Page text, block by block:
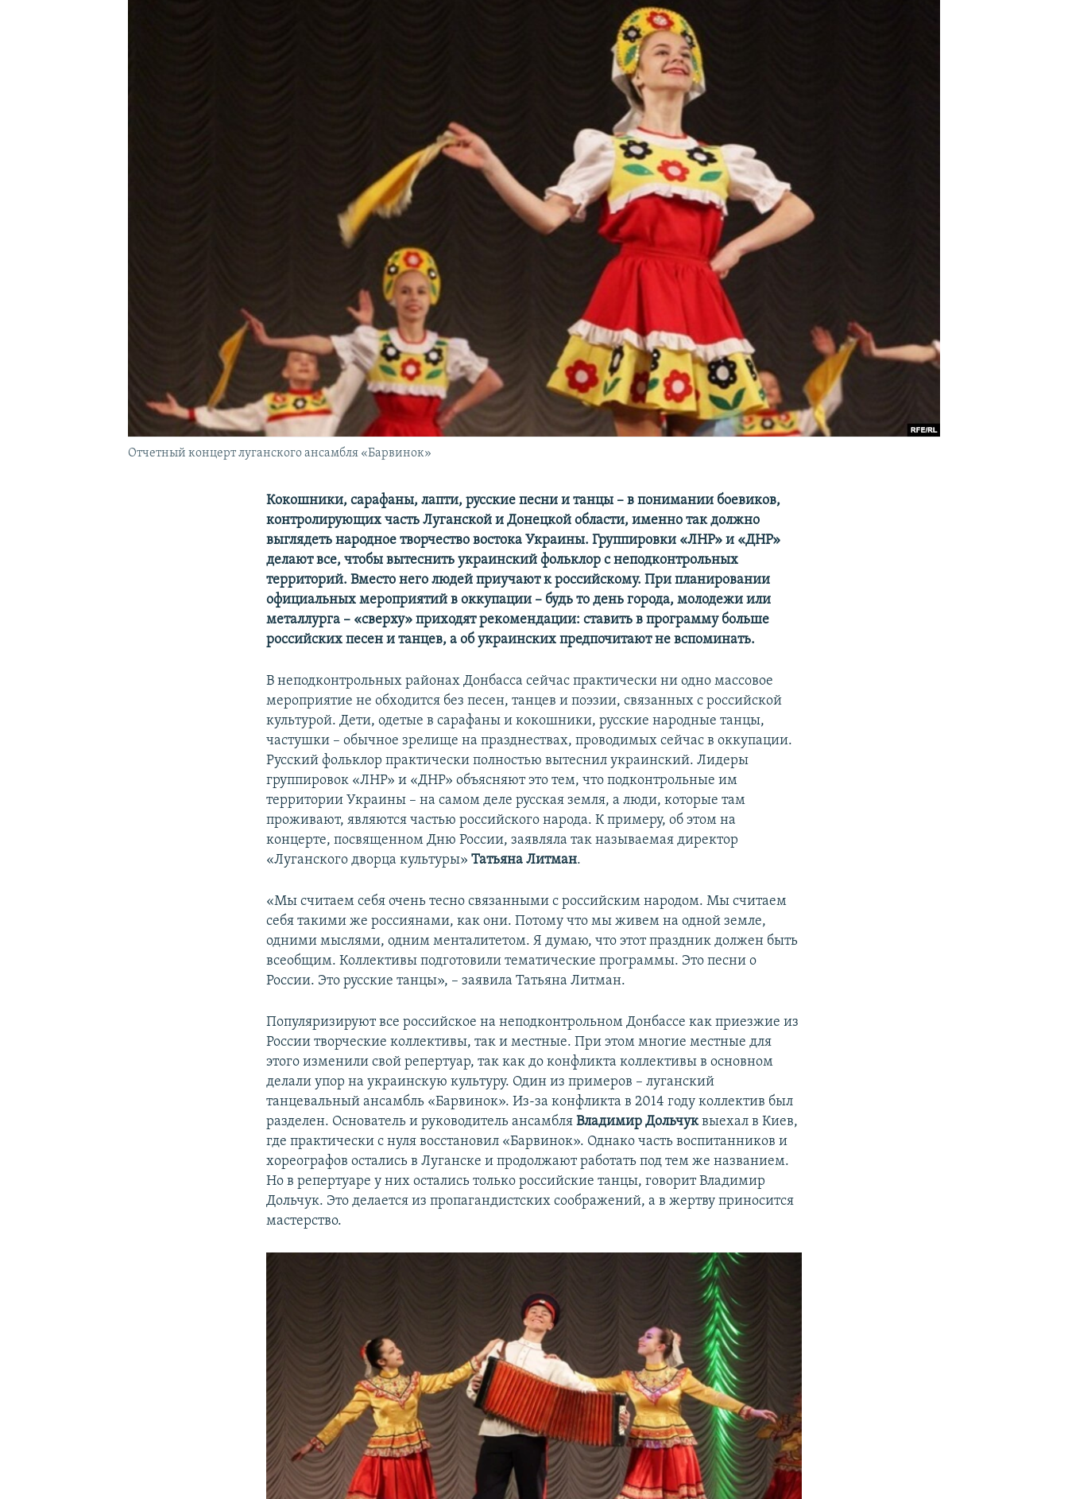
Отчетный концерт луганского ансамбля «Барвинок»
Кокошники, сарафаны, лапти, русские песни и танцы – в понимании боевиков,
контролирующих часть Луганской и Донецкой области, именно так должно
выглядеть народное творчество востока Украины. Группировки «ЛНР» и «ДНР»
делают все, чтобы вытеснить украинский фольклор с неподконтрольных
территорий. Вместо него людей приучают к российскому. При планировании
официальных мероприятий в оккупации – будь то день города, молодежи или
металлурга – «сверху» приходят рекомендации: ставить в программу больше
российских песен и танцев, а об украинских предпочитают не вспоминать.
В неподконтрольных районах Донбасса сейчас практически ни одно массовое
мероприятие не обходится без песен, танцев и поэзии, связанных с российской
культурой. Дети, одетые в сарафаны и кокошники, русские народные танцы,
частушки – обычное зрелище на празднествах, проводимых сейчас в оккупации.
Русский фольклор практически полностью вытеснил украинский. Лидеры
группировок «ЛНР» и «ДНР» объясняют это тем, что подконтрольные им
территории Украины – на самом деле русская земля, а люди, которые там
проживают, являются частью российского народа. К примеру, об этом на
концерте, посвященном Дню России, заявляла так называемая директор
«Луганского дворца культуры»Татьяна Литман.
«Мы считаем себя очень тесно связанными с российским народом. Мы считаем
себя такими же россиянами, как они. Потому что мы живем на одной земле,
одними мыслями, одним менталитетом. Я думаю, что этот праздник должен быть
всеобщим. Коллективы подготовили тематические программы. Это песни о
России. Это русские танцы», – заявила Татьяна Литман.
Популяризируют все российское на неподконтрольном Донбассе как приезжие из
России творческие коллективы, так и местные. При этом многие местные для
этого изменили свой репертуар, так как до конфликта коллективы в основном
делали упор на украинскую культуру. Один из примеров – луганский
танцевальный ансамбль «Барвинок». Из-за конфликта в 2014 году коллектив был
разделен. Основатель и руководитель ансамбляВладимир Дольчуквыехал в Киев,
где практически с нуля восстановил «Барвинок». Однако часть воспитанников и
хореографов остались в Луганске и продолжают работать под тем же названием.
Но в репертуаре у них остались только российские танцы, говорит Владимир
Дольчук. Это делается из пропагандистских соображений, а в жертву приносится
мастерство.